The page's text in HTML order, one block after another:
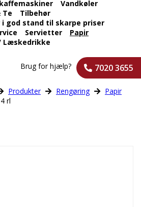
Vandkøler
Te
Tilbehør
god stand til skarpe priser
Servietter
Papir
Læskedrikke
Brug for hjælp? 7020 3655
Produkter Rengøring
Papir
rl